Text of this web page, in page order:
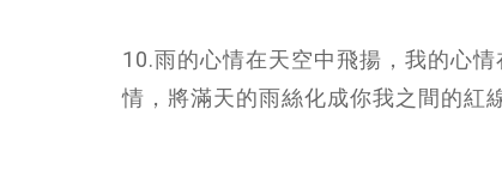
10.雨的心情在天空中飛揚，我的心
情，將滿天的雨絲化成你我之間的紅